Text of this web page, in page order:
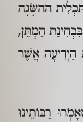
הַהַשָּׂגָה
הַמְתֵּן,
הַיְדִיעָה אֲשֶׁר
רַבּוֹתֵינוּ